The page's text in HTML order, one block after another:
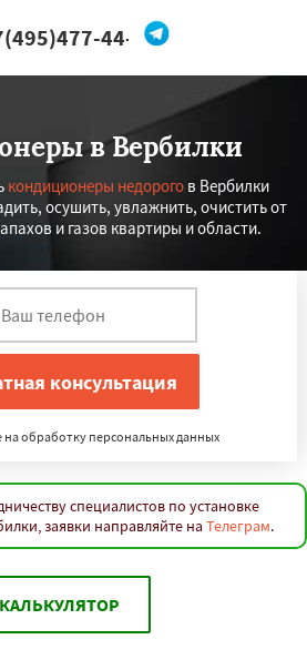
44-66
мне
в Вербилки
кондиционеры недорогов Вербилки
осушить, увлажнить, очистить от
и газов квартиры и области.
на обработку персональных данных
специалистов по установке
заявки направляйте на Телеграм.
КАЛЬКУЛЯТОР